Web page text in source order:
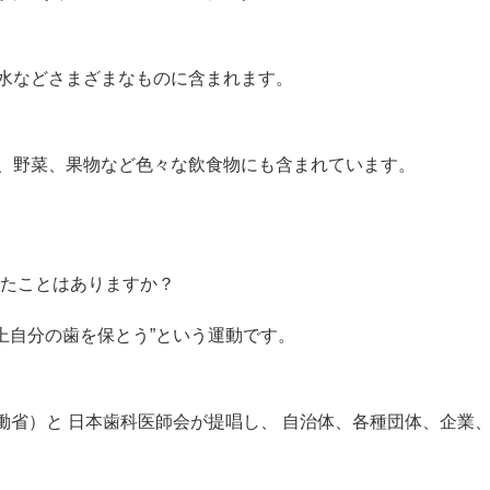
どさまざまなものに含まれます。
菜、果物など色々な飲食物にも含まれています。
ことはありますか？
分の歯を保とう”という運動です。
省）と 日本歯科医師会が提唱し、 自治体、各種団体、企業